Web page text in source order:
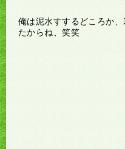
俺は泥水すするどころか
たからね、笑笑